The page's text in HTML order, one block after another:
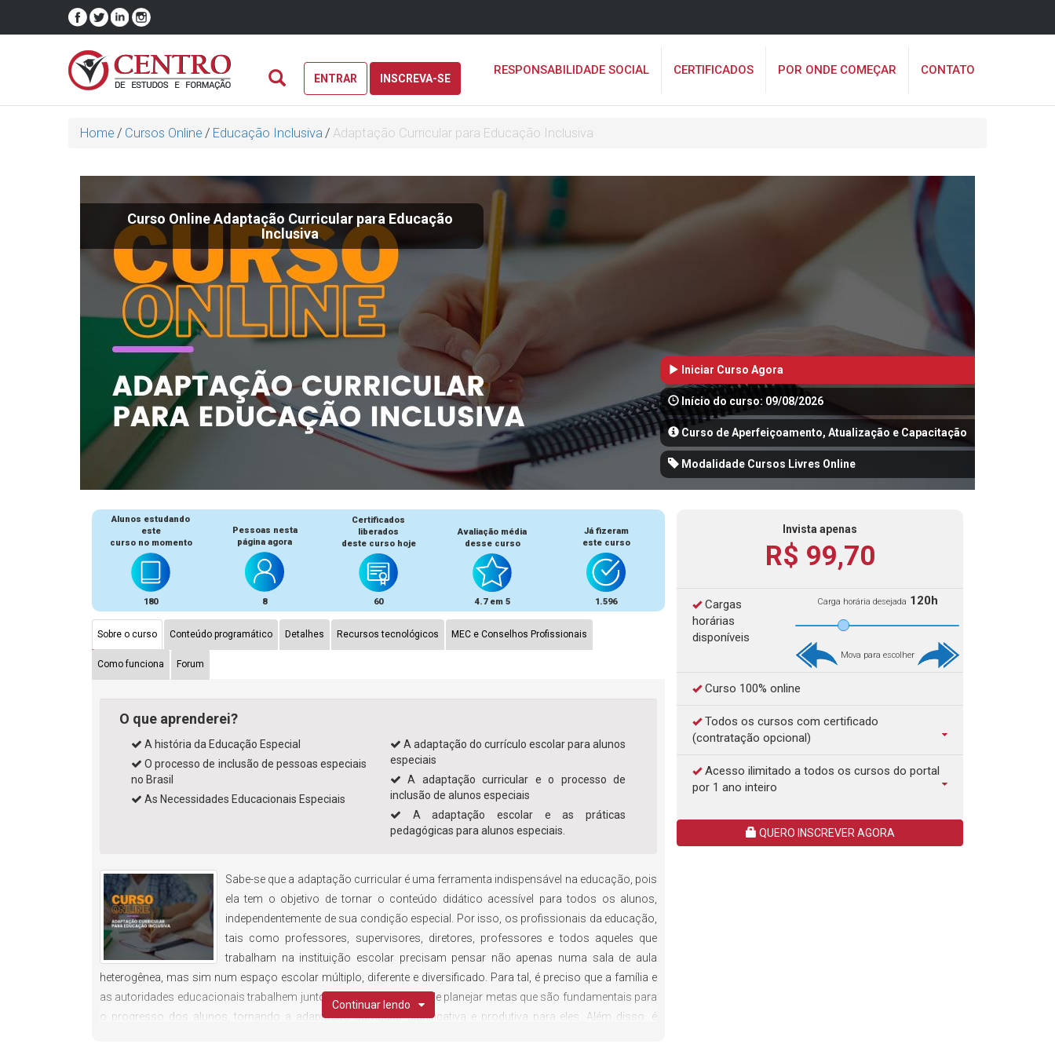
ENTRAR INSCREVA-SE
RESPONSABILIDADE SOCIAL CERTIFICADOS POR ONDE COMEÇAR CONTATO
Home / Cursos Online / Educação Inclusiva/ Adaptação Curricular para Educação Inclusiva
Curso Online Adaptação Curricular para Educação
Inclusiva
Iniciar Curso Agora
Início do curso: 09/08/2026
Curso de Aperfeiçoamento, Atualização e Capacitação
Modalidade Cursos Livres Online
Alunos estudando
este
curso no momento
180
Pessoas nesta
página agora
8
Certificados
liberados
deste curso hoje
60
Avaliação média
desse curso
4.7 em 5
Já fizeram
este curso
1.596
Sobre o curso Conteúdo programático Detalhes Recursos tecnológicos MEC e Conselhos Profissionais
Como funciona Forum
O que aprenderei?
A história da Educação Especial
O processo de inclusão de pessoas especiais
no Brasil
As Necessidades Educacionais Especiais
A adaptação do currículo escolar para alunos
especiais
A adaptação curricular e o processo de
inclusão de alunos especiais
A adaptação escolar e as práticas
pedagógicas para alunos especiais.
Sabe-se que a adaptação curricular é uma ferramenta indispensável na educação, pois
ela tem o objetivo de tornar o conteúdo didático acessível para todos os alunos,
independentemente de sua condição especial. Por isso, os profissionais da educação,
tais como professores, supervisores, diretores, professores e todos aqueles que
trabalham na instituição escolar precisam pensar não apenas numa sala de aula
heterogênea, mas sim num espaço escolar múltiplo, diferente e diversificado. Para tal, é preciso que a família e
as autoridades educacionais trabalhem junto com a escola, a fim de planejar metas que são fundamentais para
o progresso dos alunos, tornando a adaptação curricular significativa e produtiva para eles. Além disso, é
Continuar lendo
Invista apenas
R$ 99,70
Cargas
horárias
disponíveis
Carga horária desejada 120h
Mova para escolher
Curso 100% online
Todos os cursos com certificado
(contratação opcional)
Acesso ilimitado a todos os cursos do portal
por 1 ano inteiro
QUERO INSCREVER AGORA